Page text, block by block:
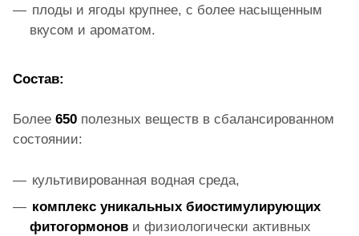
плоды и ягоды крупнее, с более насыщенным
вкусом и ароматом.
Состав:
Более 650 полезных веществ в сбалансированном
состоянии:
культивированная водная среда,
комплекс уникальных биостимулирующих
фитогормонов и физиологически активных